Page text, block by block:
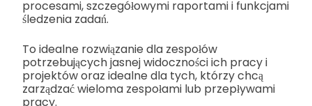
procesami, szczegółowymi raportami i funkcjami
śledzenia zadań.
To idealne rozwiązanie dla zespołów
potrzebujących jasnej widoczności ich pracy i
projektów oraz idealne dla tych, którzy chcą
zarządzać wieloma zespołami lub przepływami
pracy.